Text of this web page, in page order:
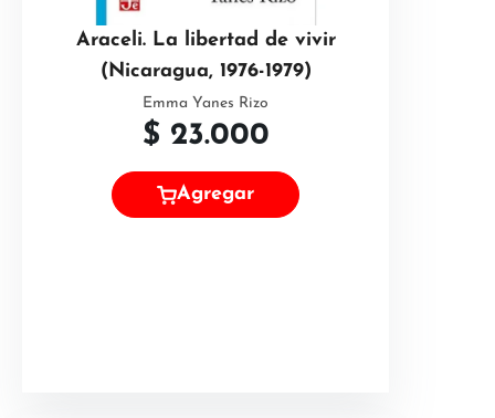
Araceli. La libertad de vivir
(Nicaragua, 1976-1979)
Emma Yanes Rizo
$ 23.000
Agregar